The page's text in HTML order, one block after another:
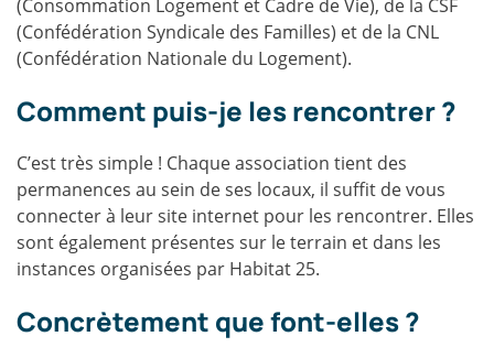
(Consommation Logement et Cadre de Vie), de la CSF
(Confédération Syndicale des Familles) et de la CNL
(Confédération Nationale du Logement).
Comment puis-je les rencontrer ?
C’est très simple ! Chaque association tient des
permanences au sein de ses locaux, il suffit de vous
connecter à leur site internet pour les rencontrer. Elles
sont également présentes sur le terrain et dans les
instances organisées par Habitat 25.
Concrètement que font-elles ?